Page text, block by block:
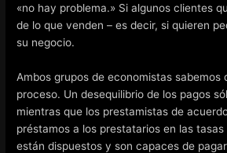
«no hay problema.» Si algunos clientes
de lo que venden – es decir, si quieren
su negocio.
Ambos grupos de economistas sabemos
proceso. Un desequilibrio de los pagos
mientras que los prestamistas de
préstamos a los prestatarios en las
están dispuestos y son capaces de